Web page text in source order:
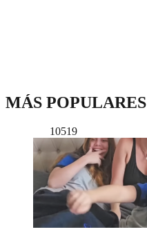
MÁS POPULARES
10519